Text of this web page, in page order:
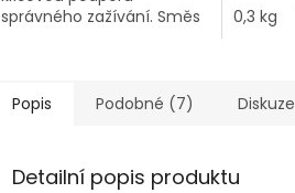
správného zažívání. Směs
schvácení např. jarní
pastva, používat můžete i
0,3 kg
Popis Podobné (7) Diskuze
Detailní popis produktu